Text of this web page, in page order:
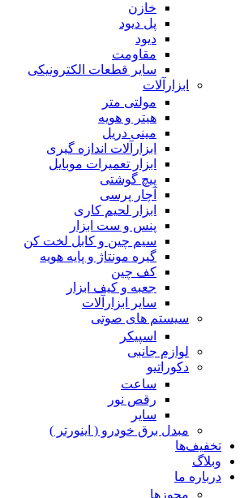
خازن
پل دیود
دیود
مقاومت
سایر قطعات الکترونیکی
ابزارآلات
مولتی متر
هیتر و هویه
مینی دریل
ابزارآلات اندازه گیری
ابزار تعمیرات موبایل
پیچ گوشتی
آچار پرسی
ابزار لحیم کاری
پنس و ست ابزار
سیم چین و کابل لخت کن
گیره مونتاژ و پایه هویه
کف چین
جعبه و کیف ابزار
سایر ابزارآلات
سیستم های صوتی
اسپیکر
لوازم جانبی
دکوراتیو
ساعت
رقص نور
سایر
مبدل برق خودرو ( اینورتر )
تخفیف‌ها
وبلاگ
درباره ما
مجوزها